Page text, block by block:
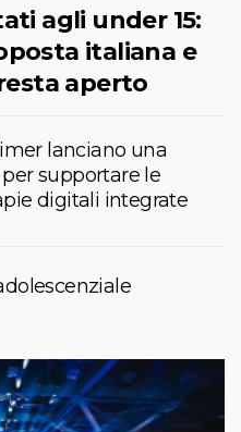
agli under 15:
italiana e
aperto
lanciano una
supportare le
digitali integrate